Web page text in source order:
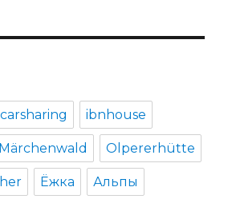
carsharing ibnhouse
Märchenwald Olpererhütte
Ёжка Альпы